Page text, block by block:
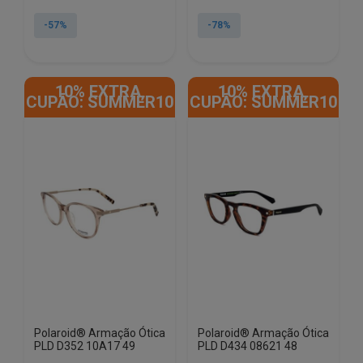
original
atual
-57%
original
atual
-78%
10% EXTRA,
CUPÃO: SUMMER10
Polaroid® Armação Ótica
PLD D352 10A17 49
10% EXTRA,
CUPÃO: SUMMER10
Polaroid® Armação Ótica
PLD D434 08621 48